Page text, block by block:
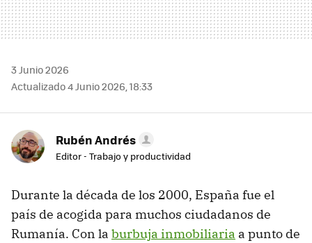
3 Junio 2026
Actualizado 4 Junio 2026, 18:33
Rubén Andrés
Editor - Trabajo y productividad
Durante la década de los 2000, España fue el
país de acogida para muchos ciudadanos de
Rumanía. Con la burbuja inmobiliaria a punto de